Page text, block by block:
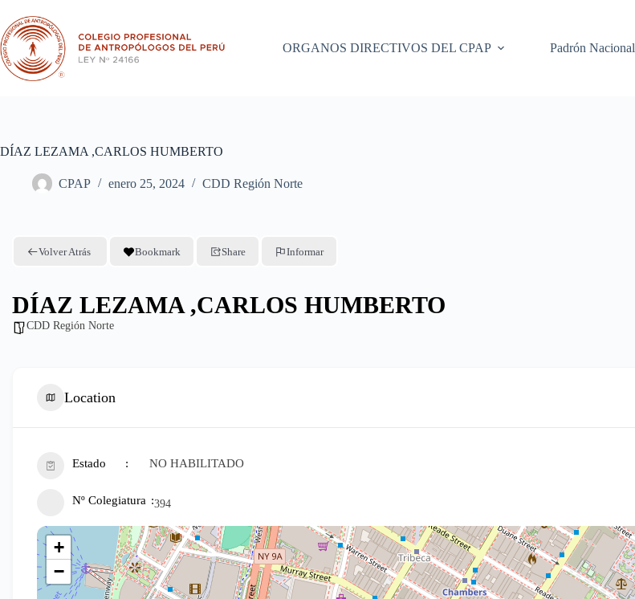
contenido
ORGANOS DIRECTIVOS DEL CPAP
Padrón Nacional
DÍAZ LEZAMA ,CARLOS HUMBERTO
CPAP enero 25, 2024 CDD Región Norte
Volver Atrás Bookmark Share Informar
DÍAZ LEZAMA ,CARLOS HUMBERTO
CDD Región Norte
Location
Estado NO HABILITADO
Nº Colegiatura 394
+
−